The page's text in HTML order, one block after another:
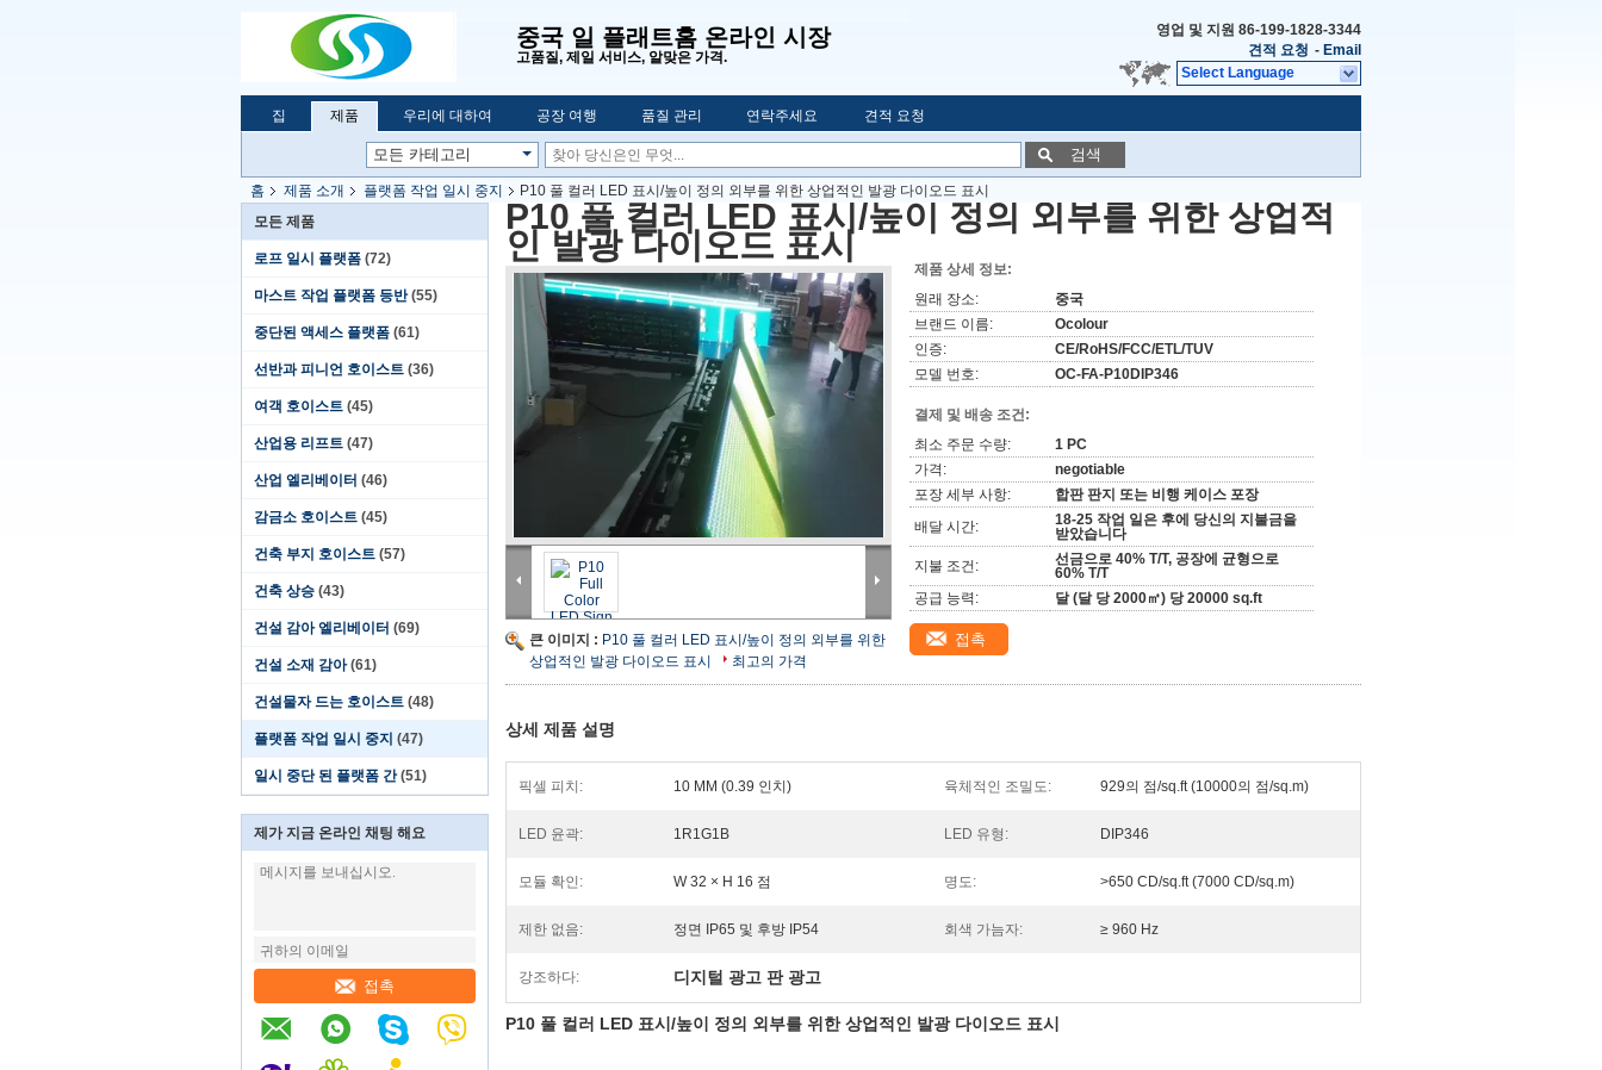
중국 일 플래트홈 온라인 시장
고품질, 제일 서비스, 알맞은 가격.
영업 및 지원 86-199-1828-3344
견적 요청 - Email
Select Language
집 제품 우리에 대하여 공장 여행 품질 관리 연락주세요 견적 요청
검색
홈 제품 소개 플랫폼 작업 일시 중지
P10 풀 컬러 LED 표시/높이 정의 외부를 위한 상업적인 발광 다이오드 표시
모든 제품
로프 일시 플랫폼 (72)
마스트 작업 플랫폼 등반 (55)
중단된 액세스 플랫폼 (61)
선반과 피니언 호이스트 (36)
여객 호이스트 (45)
산업용 리프트 (47)
산업 엘리베이터 (46)
감금소 호이스트 (45)
건축 부지 호이스트 (57)
건축 상승 (43)
건설 감아 엘리베이터 (69)
건설 소재 감아 (61)
건설물자 드는 호이스트 (48)
플랫폼 작업 일시 중지 (47)
일시 중단 된 플랫폼 간 (51)
제가 지금 온라인 채팅 해요
접촉
P10 풀 컬러 LED 표시/높이 정의 외부를 위한 상업적
인 발광 다이오드 표시
큰 이미지 : P10 풀 컬러 LED 표시/높이 정의 외부를 위한
상업적인 발광 다이오드 표시
최고의 가격
제품 상세 정보:
원래 장소:
중국
브랜드 이름:
Ocolour
인증:
CE/RoHS/FCC/ETL/TUV
모델 번호:
OC-FA-P10DIP346
결제 및 배송 조건:
최소 주문 수량:
1 PC
가격:
negotiable
포장 세부 사항:
합판 판지 또는 비행 케이스 포장
배달 시간:
18-25 작업 일은 후에 당신의 지불금을
받았습니다
지불 조건:
선금으로 40% T/T, 공장에 균형으로
60% T/T
공급 능력:
달 (달 당 2000㎡) 당 20000 sq.ft
접촉
상세 제품 설명
픽셀 피치: 10 MM (0.39 인치) 육체적인 조밀도: 929의 점/sq.ft (10000의 점/sq.m)
LED 윤곽: 1R1G1B LED 유형: DIP346
모듈 확인: W 32 × H 16 점 명도: >650 CD/sq.ft (7000 CD/sq.m)
제한 없음: 정면 IP65 및 후방 IP54 회색 가늠자: ≥ 960 Hz
강조하다: 디지털 광고 판 광고
P10 풀 컬러 LED 표시/높이 정의 외부를 위한 상업적인 발광 다이오드 표시